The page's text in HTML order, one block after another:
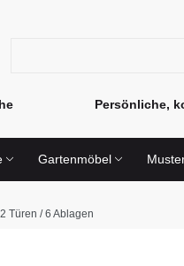
Persönliche,
Gartenmöbel
Türen / 6 Ablagen